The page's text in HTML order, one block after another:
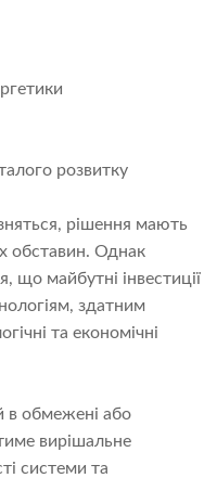
розвитку
рішення мають
обставин. Однак
що майбутні інвестиції
здатним
та економічні
в обмежені або
вирішальне
системи та